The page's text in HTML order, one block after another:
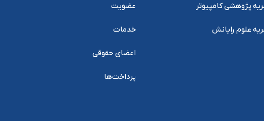
پژوهشی کامپیوتر
علوم رایانش
عضویت
خدمات
اعضای حقوقی
پرداخت‌ها